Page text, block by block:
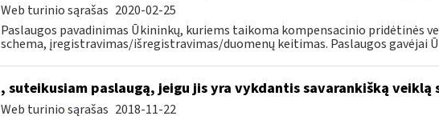
Web turinio sąrašas 2020-02-25
Paslaugos pavadinimas Ūkininkų, kuriems taikoma kompensacinio pridėtinės
schema, įregistravimas/išregistravimas/duomenų keitimas. Paslaugos gavėjai
, suteikusiam paslaugą, jeigu jis yra vykdantis savarankišką veiklą
Web turinio sąrašas 2018-11-22